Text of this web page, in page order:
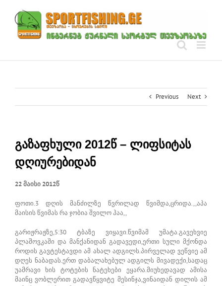
content
Previous Next
გაზაფხული 2012წ – ლიფსიტას
დღიურებიდან
22 მაისი 2012წ
ფოთი.3 დღის მანძილზე წვრილად წვიმდა,ცრიდა.,,აპა
მაისის წვიმას რა ჯობია შვილო ჰაა,,
გარიჟრაჟზე,5:30 ტბაზე ვიყავი.წვიმამ უმატა.გავეხვიე
პლაშოვკაში და მანქანიდან გადავედი,ერთი სული მქონდა
როდის გავტესტავდი ამ ახალ ადგილს.პირველად ვეწვიე ამ
დღეს ნაბადას.ერთ დაბალახებულ ადგილს მივადექი,სადაც
უამრავი ხის ტოტების ნატეხები ეყარა.მიუხედავად ამისა
მაინც ვობლერით გადავწყვიტე მესინჯა,ვინაიდან დილის ამ